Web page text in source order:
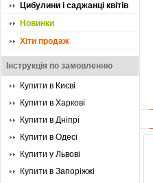
Цибулини і саджанці квітів
Новинки
Хіти продаж
Інструкція по замовленню
Купити в Києві
Купити в Харкові
Купити в Дніпрі
Купити в Одесі
Купити у Львові
Купити в Запоріжжі